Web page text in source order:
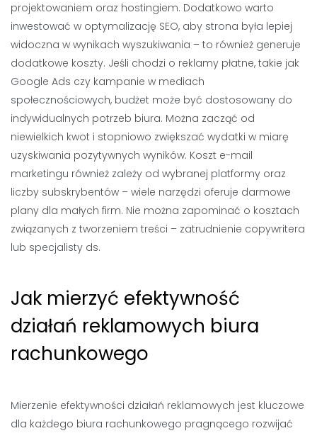
projektowaniem oraz hostingiem. Dodatkowo warto
inwestować w optymalizację SEO, aby strona była lepiej
widoczna w wynikach wyszukiwania – to również generuje
dodatkowe koszty. Jeśli chodzi o reklamy płatne, takie jak
Google Ads czy kampanie w mediach
społecznościowych, budżet może być dostosowany do
indywidualnych potrzeb biura. Można zacząć od
niewielkich kwot i stopniowo zwiększać wydatki w miarę
uzyskiwania pozytywnych wyników. Koszt e-mail
marketingu również zależy od wybranej platformy oraz
liczby subskrybentów – wiele narzędzi oferuje darmowe
plany dla małych firm. Nie można zapominać o kosztach
związanych z tworzeniem treści – zatrudnienie copywritera
lub specjalisty ds.
Jak mierzyć efektywność
działań reklamowych biura
rachunkowego
Mierzenie efektywności działań reklamowych jest kluczowe
dla każdego biura rachunkowego pragnącego rozwijać